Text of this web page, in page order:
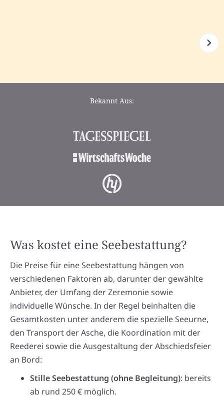
Bekannt Aus:
Was kostet eine Seebestattung?
Die Preise für eine Seebestattung hängen von
verschiedenen Faktoren ab, darunter der gewählte
Anbieter, der Umfang der Zeremonie sowie
individuelle Wünsche. In der Regel beinhalten die
Gesamtkosten unter anderem die spezielle Seeurne,
den Transport der Asche, die Koordination mit der
Reederei sowie die Ausgestaltung der Abschiedsfeier
an Bord:
Stille Seebestattung (ohne Begleitung): bereits
ab rund 250 € möglich.